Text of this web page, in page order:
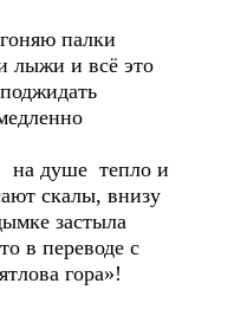
палки
лыжи и всё это
на душе тепло и
скалы, внизу
застыла
в переводе с
гора»!